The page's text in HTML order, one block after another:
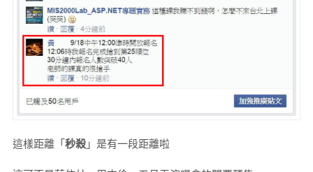
這樣距離「秒殺」是有一段距離啦